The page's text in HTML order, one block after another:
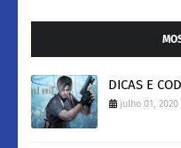
DICAS E
julho 01, 2020